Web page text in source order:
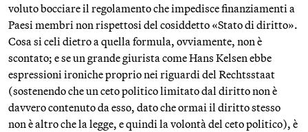
voluto bocciare il regolamento che impedisce finanziamenti a
Paesi membri non rispettosi del cosiddetto «Stato di diritto».
Cosa si celi dietro a quella formula, ovviamente, non è
scontato; e se un grande giurista come Hans Kelsen ebbe
espressioni ironiche proprio nei riguardi del Rechtsstaat
(sostenendo che un ceto politico limitato dal diritto non è
davvero contenuto da esso, dato che ormai il diritto stesso
non è altro che la legge, e quindi la volontà del ceto politico), è